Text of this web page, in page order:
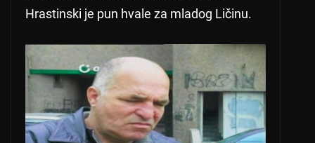
Hrastinski je pun hvale za mladog Ličinu.